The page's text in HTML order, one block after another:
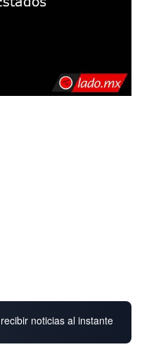
noticias al instante